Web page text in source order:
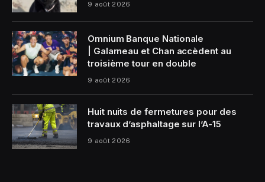
9 août 2026
Omnium Banque Nationale
| Galarneau et Chan accèdent au
troisième tour en double
9 août 2026
Huit nuits de fermetures pour des
travaux d’asphaltage sur l’A-15
9 août 2026